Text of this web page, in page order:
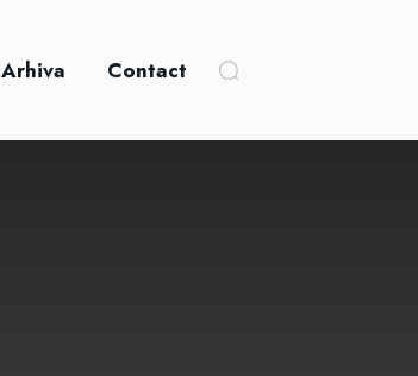
Arhiva Contact